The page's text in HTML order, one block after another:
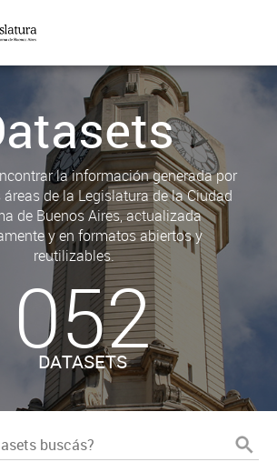
la información generada por
de la Legislatura de la Ciudad
de Buenos Aires, actualizada
y en formatos abiertos y
reutilizables.
052
DATASETS